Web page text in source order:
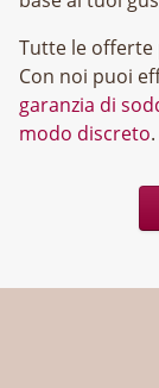
Tutte le offerte
Con noi puoi
garanzia di
modo discreto.